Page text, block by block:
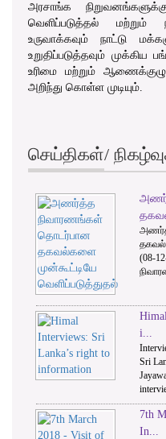
அரசாங்க
வெளிப்படுத்தல் மற்றும்
உருவாக்கவும் நாட்டு
உறுதிப்படுத்தவும் முக்கிய
உரிமை மற்றும்
அறிந்து கொள்ள முடியும்.
செய்திகள்/
(08-
i...
Sri
7th
In...